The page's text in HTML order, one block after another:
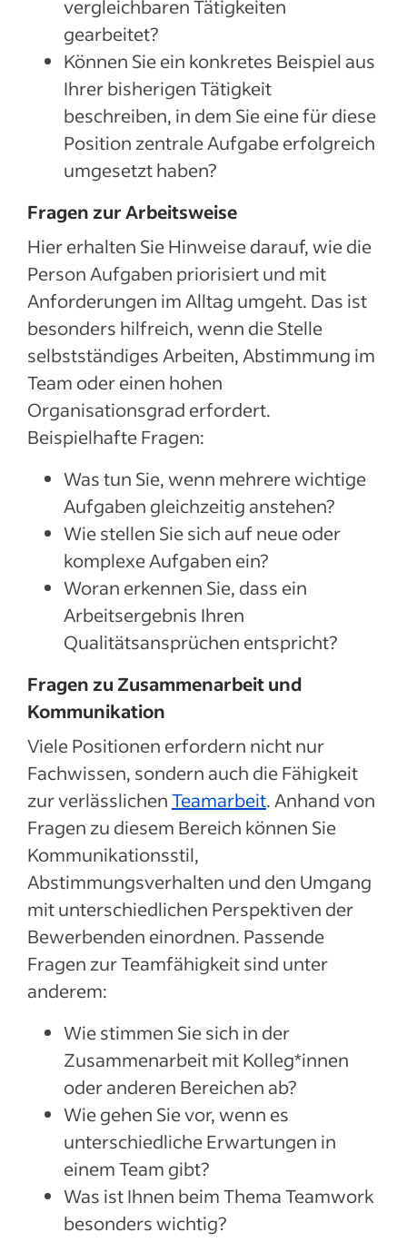
vergleichbaren Tätigkeiten
gearbeitet?
Können Sie ein konkretes Beispiel aus
Ihrer bisherigen Tätigkeit
beschreiben, in dem Sie eine für diese
Position zentrale Aufgabe erfolgreich
umgesetzt haben?
Fragen zur Arbeitsweise
Hier erhalten Sie Hinweise darauf, wie die
Person Aufgaben priorisiert und mit
Anforderungen im Alltag umgeht. Das ist
besonders hilfreich, wenn die Stelle
selbstständiges Arbeiten, Abstimmung im
Team oder einen hohen
Organisationsgrad erfordert.
Beispielhafte Fragen:
Was tun Sie, wenn mehrere wichtige
Aufgaben gleichzeitig anstehen?
Wie stellen Sie sich auf neue oder
komplexe Aufgaben ein?
Woran erkennen Sie, dass ein
Arbeitsergebnis Ihren
Qualitätsansprüchen entspricht?
Fragen zu Zusammenarbeit und
Kommunikation
Viele Positionen erfordern nicht nur
Fachwissen, sondern auch die Fähigkeit
zur verlässlichenTeamarbeit. Anhand von
Fragen zu diesem Bereich können Sie
Kommunikationsstil,
Abstimmungsverhalten und den Umgang
mit unterschiedlichen Perspektiven der
Bewerbenden einordnen. Passende
Fragen zur Teamfähigkeit sind unter
anderem:
Wie stimmen Sie sich in der
Zusammenarbeit mit Kolleg*innen
oder anderen Bereichen ab?
Wie gehen Sie vor, wenn es
unterschiedliche Erwartungen in
einem Team gibt?
Was ist Ihnen beim Thema Teamwork
besonders wichtig?